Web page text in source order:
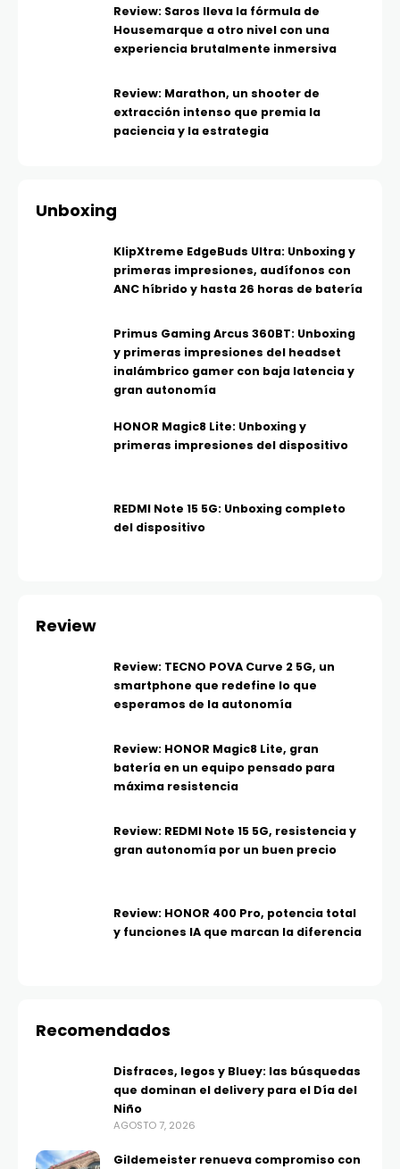
Review: Saros lleva la fórmula de
Housemarque a otro nivel con una
experiencia brutalmente inmersiva
Review: Marathon, un shooter de
extracción intenso que premia la
paciencia y la estrategia
Unboxing
KlipXtreme EdgeBuds Ultra: Unboxing y
primeras impresiones, audífonos con
ANC híbrido y hasta 26 horas de batería
Primus Gaming Arcus 360BT: Unboxing
y primeras impresiones del headset
inalámbrico gamer con baja latencia y
gran autonomía
HONOR Magic8 Lite: Unboxing y
primeras impresiones del dispositivo
REDMI Note 15 5G: Unboxing completo
del dispositivo
Review
Review: TECNO POVA Curve 2 5G, un
smartphone que redefine lo que
esperamos de la autonomía
Review: HONOR Magic8 Lite, gran
batería en un equipo pensado para
máxima resistencia
Review: REDMI Note 15 5G, resistencia y
gran autonomía por un buen precio
Review: HONOR 400 Pro, potencia total
y funciones IA que marcan la diferencia
Recomendados
Disfraces, legos y Bluey: las búsquedas
que dominan el delivery para el Día del
Niño
AGOSTO 7, 2026
Gildemeister renueva compromiso con